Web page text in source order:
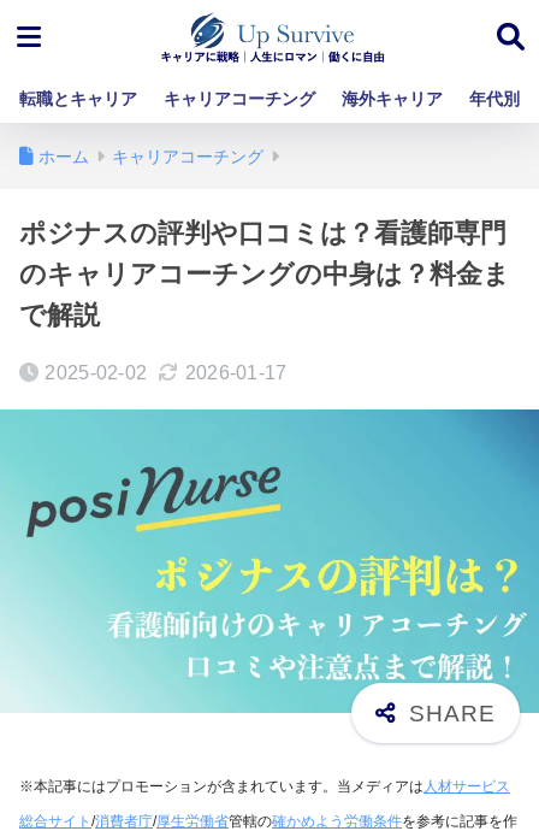
転職とキャリア キャリアコーチング 海外キャリア 年代別
ホーム キャリアコーチング
ポジナスの評判や口コミは？看護師専門
のキャリアコーチングの中身は？料金ま
で解説
2025-02-02 2026-01-17
※本記事にはプロモーションが含まれています。当メディアは 人材サービス
総合サイト /消費者庁/厚生労働省管轄の確かめよう労働条件を参考に記事を作